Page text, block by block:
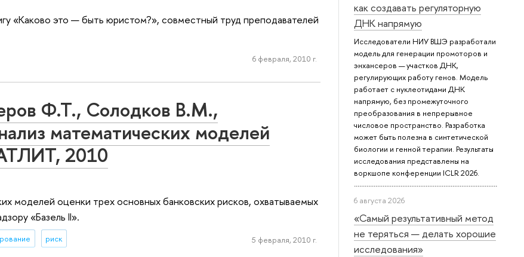
как создавать регуляторную
ДНК напрямую
Исследователи НИУ ВШЭ разработали
модель для генерации промоторов и
энхансеров — участков ДНК,
регулирующих работу генов. Модель
работает с нуклеотидами ДНК
напрямую, без промежуточного
преобразования в непрерывное
числовое пространство. Разработка
может быть полезна в синтетической
биологии и генной терапии. Результаты
исследования представлены на
воркшопе конференции ICLR 2026.
6 августа 2026
«Самый результативный метод
не теряться — делать хорошие
исследования»
«Каково это — быть юристом?», совместный труд преподавателей
6 февраля, 2010 г.
Ф.Т., Солодков В.М.,
математических моделей
2010
моделей оценки трех основных банковских рисков, охватываемых
«Базель II».
риск 5 февраля, 2010 г.